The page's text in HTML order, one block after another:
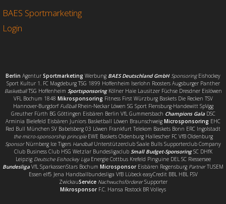
o
k
r
BAES Sportmarketing
Login
Berlin Agentur Sportmarketing Werbung BAES Deutschland GmbH SponsoringEishockey
Sport Kultur 1. FC Magdeburg TSG 1899 Hoffenheim Iserlohn Roosters Augsburger Panther
BasketballTSG Hoffenheim SportsponsoringKölner Haie Lausitzer Füchse Dresdner Eislöwen
VFL Bochum 1848 Mikrosponsoring Fitness First Würzburg Baskets Die Recken TSV
Hannover-Burgdorf FußballRhein-Neckar Löwen SG Sport Flensburg-Handewitt SpVgg
Greuther Fürth BG Göttingen Eisbären Berlin VfL Gummersbach Champions GalaDSC
Arminia Bielefeld Eisbären Juniors Basketball Löwen Braunschweig Microsponsoring EHC
Red Bull München SV Babelsberg 03 Löwen Frankfurt Telekom Baskets Bonn ERC Ingolstadt
the micro-sponsorship principleEWE Baskets Oldenburg Hallescher FC VfB Oldenburg
SponsorNürnberg Ice Tigers HandballUnterstützerclub Saale Bulls Supporterclub Company
Club Business Club HSG Wetzlar Bundesligaclub Small Budget-SponsoringSC DHfK
Leipzig Deutsche Eishockey LigaEnergie Cottbus Krefeld Pinguine DEL SC Riessersee
Bundesliga VfL SparkassenStars Bochum MicrosponsorEisbären Regensburg PartnerTUSEM
Essen elf5 Jena Handballbundesliga VfB Lübeck easyCredit BBL HBL FSV
ZwickauService NachwuchsfördererSupporter
MikrosponsorF.C. Hansa Rostock BR Volleys